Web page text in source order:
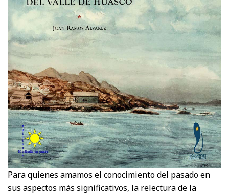
Para quienes amamos el conocimiento del pasado en
sus aspectos más significativos, la relectura de la